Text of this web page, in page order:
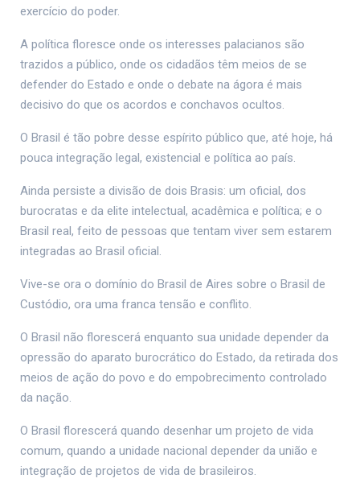
exercício do poder.
A política floresce onde os interesses palacianos são
trazidos a público, onde os cidadãos têm meios de se
defender do Estado e onde o debate na ágora é mais
decisivo do que os acordos e conchavos ocultos.
O Brasil é tão pobre desse espírito público que, até hoje, há
pouca integração legal, existencial e política ao país.
Ainda persiste a divisão de dois Brasis: um oficial, dos
burocratas e da elite intelectual, acadêmica e política; e o
Brasil real, feito de pessoas que tentam viver sem estarem
integradas ao Brasil oficial.
Vive-se ora o domínio do Brasil de Aires sobre o Brasil de
Custódio, ora uma franca tensão e conflito.
O Brasil não florescerá enquanto sua unidade depender da
opressão do aparato burocrático do Estado, da retirada dos
meios de ação do povo e do empobrecimento controlado
da nação.
O Brasil florescerá quando desenhar um projeto de vida
comum, quando a unidade nacional depender da união e
integração de projetos de vida de brasileiros.